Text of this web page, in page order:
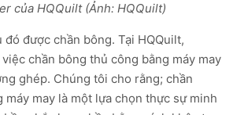
của HQQuilt (Ảnh: HQQuilt)
được chần bông. Tại HQQuilt,
chần bông thủ công bằng máy may
ghép. Chúng tôi cho rằng; chần
máy may là một lựa chọn thực sự minh